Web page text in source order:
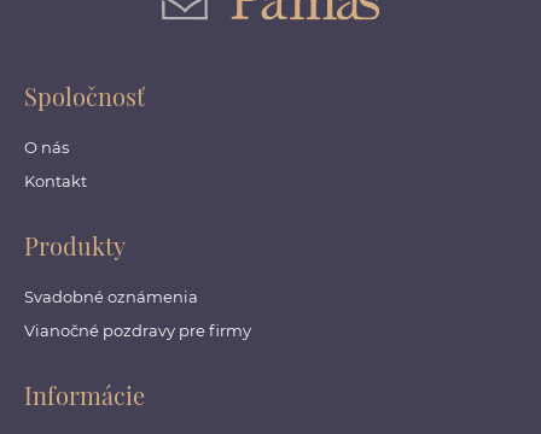
Spoločnosť
O nás
Kontakt
Produkty
Svadobné oznámenia
Vianočné pozdravy pre firmy
Informácie